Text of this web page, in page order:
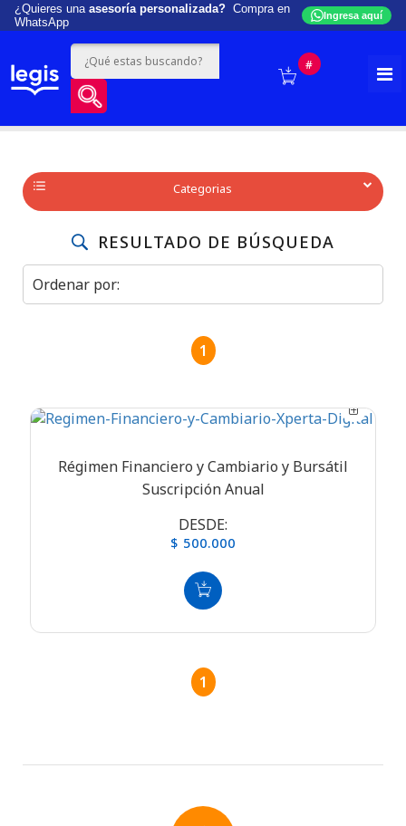
¿Quieres una asesoría personalizada? Compra en
WhatsApp
Ingresa aquí
#
Categorias
RESULTADO DE BÚSQUEDA
1
Régimen Financiero y Cambiario y Bursátil
Suscripción Anual
DESDE:
$ 500.000
1